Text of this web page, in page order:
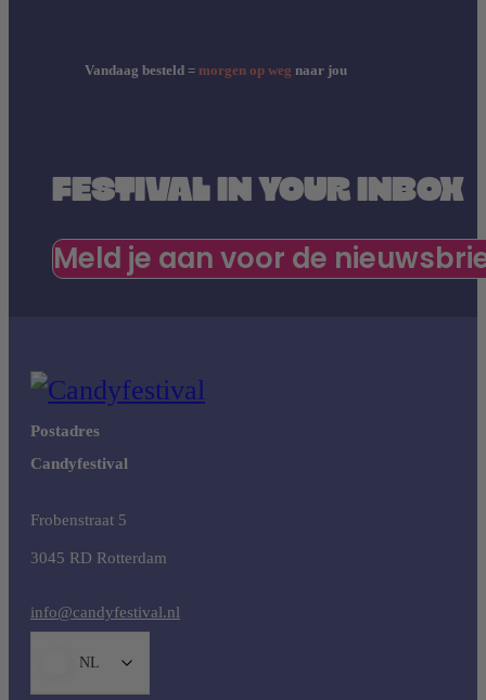
Vandaag besteld = morgen op weg naar jou
FESTIVAL IN YOUR INBOX
Meld je aan voor de
Postadres
Candyfestival
Frobenstraat 5
3045 RD Rotterdam
info@candyfestival.nl
NL